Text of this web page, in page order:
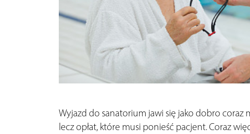
Wyjazd do sanatorium jawi się jako dobro
lecz opłat, które musi ponieść pacjent. Coraz